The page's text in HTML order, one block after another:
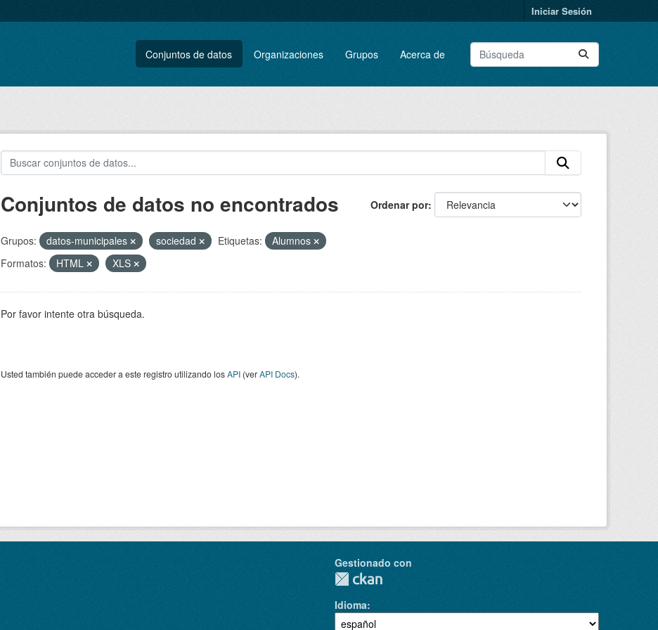
Iniciar Sesión
Conjuntos de datos Organizaciones Grupos Acerca de
Ordenar por
Conjuntos de datos no encontrados
Grupos: datos-municipales sociedad Etiquetas:
Alumnos
Formatos:
HTML XLS
Por favor intente otra búsqueda.
Usted también puede acceder a este registro utilizando losAPI(verAPI Docs).
Gestionado con
Idioma